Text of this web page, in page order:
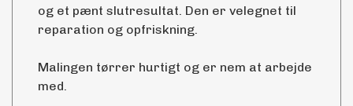
og et pænt slutresultat. Den er velegnet til
reparation og opfriskning.
Malingen tørrer hurtigt og er nem at arbejde
med.